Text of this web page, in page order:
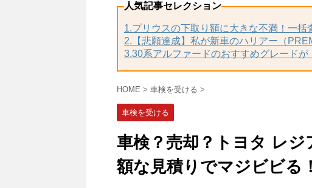
人気記事セレクション
1.プリウスの下取り額に大きな不満！一
2.【悲願達成】私が新車のハリアー（
3.30系アルファードのおすすめグレード
HOME > 車検を受ける >
車検を受ける
車検？売却？トヨタ レ
額な見積りでマジビビる！